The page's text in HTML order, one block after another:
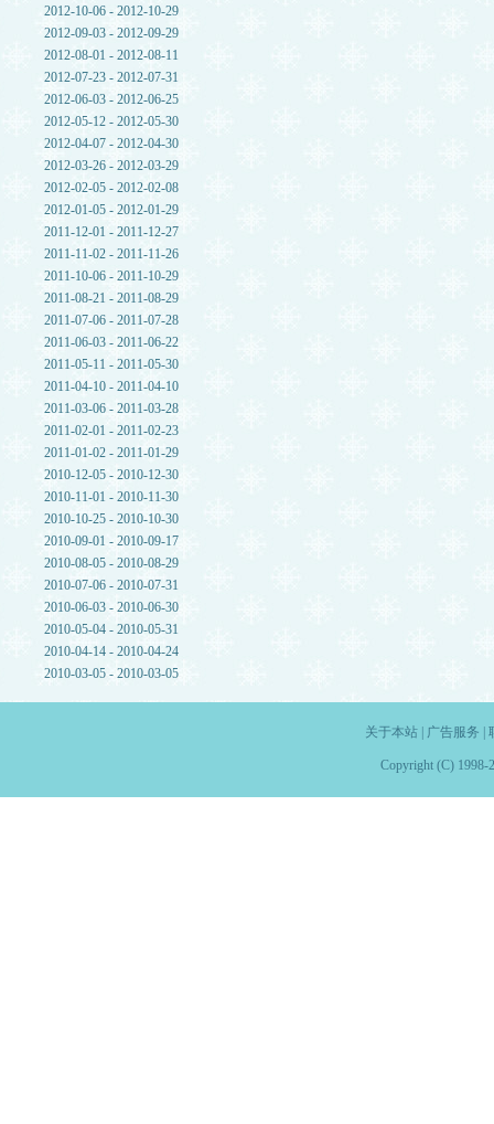
2012-10-06 - 2012-10-29
2012-09-03 - 2012-09-29
2012-08-01 - 2012-08-11
2012-07-23 - 2012-07-31
2012-06-03 - 2012-06-25
2012-05-12 - 2012-05-30
2012-04-07 - 2012-04-30
2012-03-26 - 2012-03-29
2012-02-05 - 2012-02-08
2012-01-05 - 2012-01-29
2011-12-01 - 2011-12-27
2011-11-02 - 2011-11-26
2011-10-06 - 2011-10-29
2011-08-21 - 2011-08-29
2011-07-06 - 2011-07-28
2011-06-03 - 2011-06-22
2011-05-11 - 2011-05-30
2011-04-10 - 2011-04-10
2011-03-06 - 2011-03-28
2011-02-01 - 2011-02-23
2011-01-02 - 2011-01-29
2010-12-05 - 2010-12-30
2010-11-01 - 2010-11-30
2010-10-25 - 2010-10-30
2010-09-01 - 2010-09-17
2010-08-05 - 2010-08-29
2010-07-06 - 2010-07-31
2010-06-03 - 2010-06-30
2010-05-04 - 2010-05-31
2010-04-14 - 2010-04-24
2010-03-05 - 2010-03-05
关于本站| 广告服务
Copyright (C) 1998-